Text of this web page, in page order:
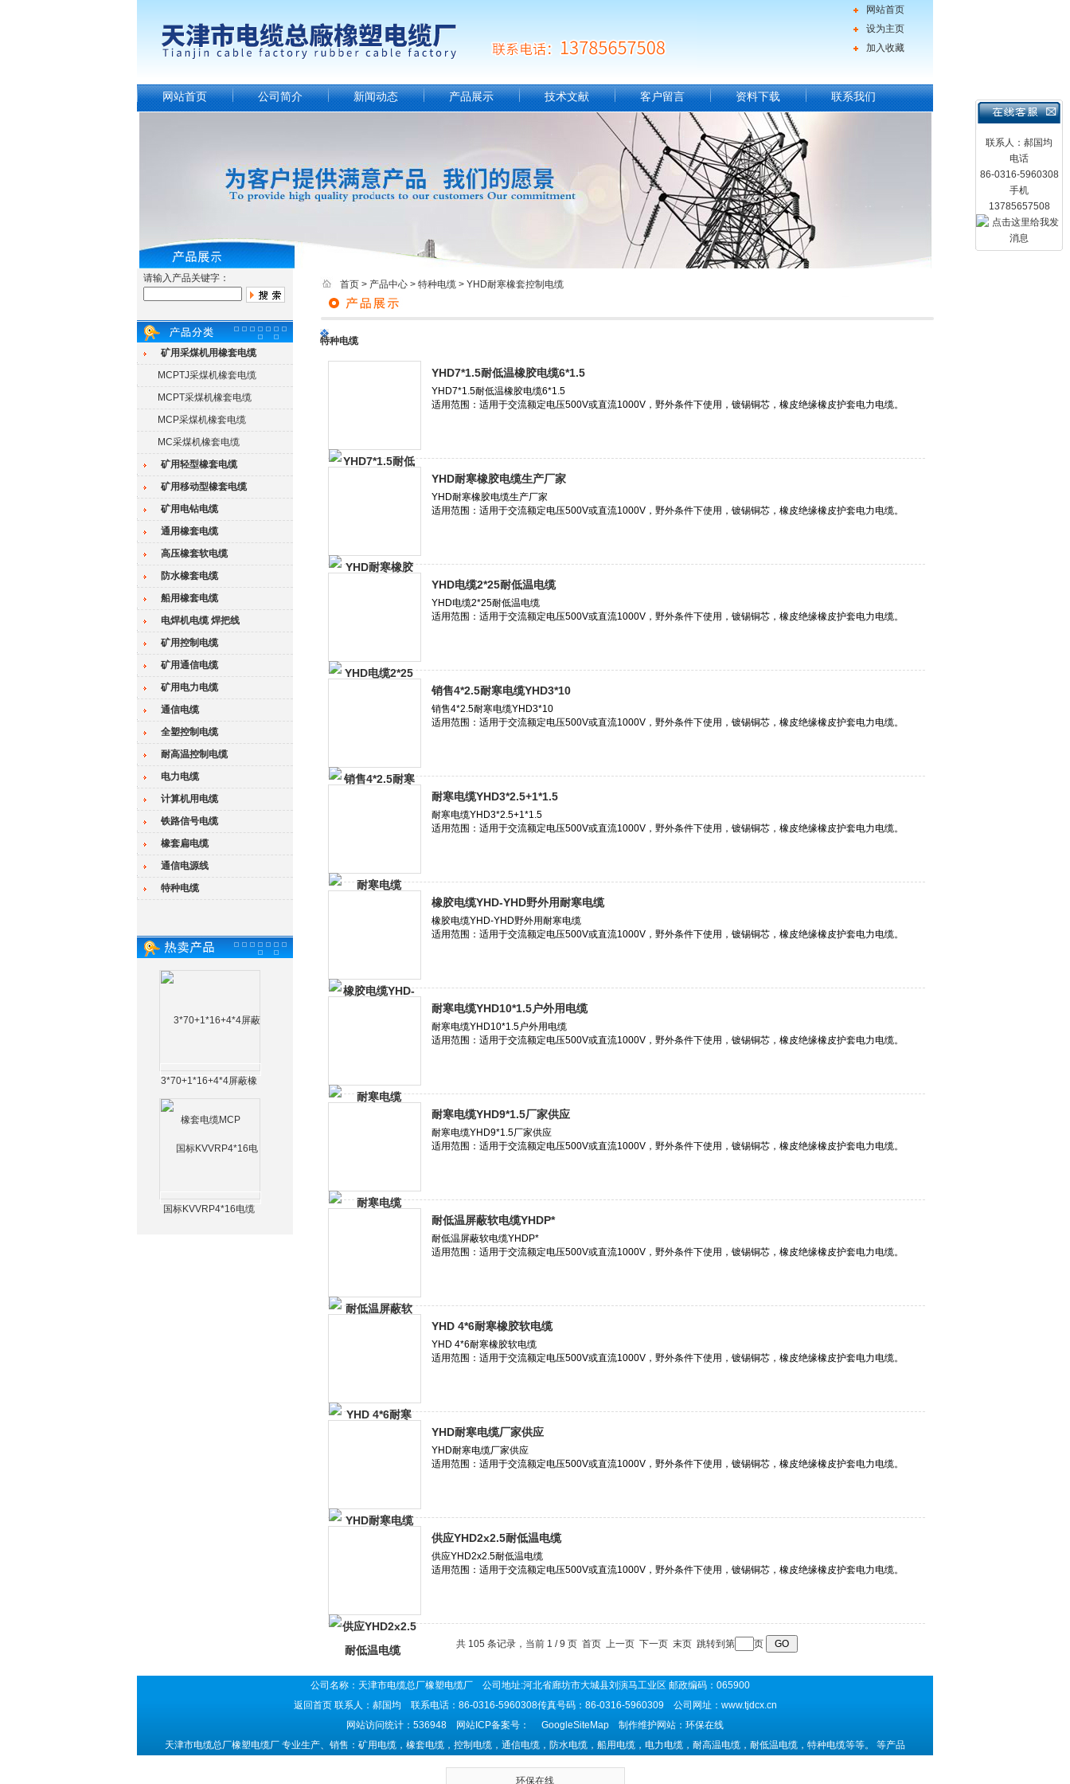
网站首页
设为主页
加入收藏
联系人：郝国均
电话
86-0316-5960308
手机
13785657508
网站首页 公司简介 新闻动态 产品展示 技术文献 客户留言 资料下载 联系我们
请输入产品关键字：
矿用采煤机用橡套电缆
MCPTJ采煤机橡套电缆
MCPT采煤机橡套电缆
MCP采煤机橡套电缆
MC采煤机橡套电缆
矿用轻型橡套电缆
矿用移动型橡套电缆
矿用电钻电缆
通用橡套电缆
高压橡套软电缆
防水橡套电缆
船用橡套电缆
电焊机电缆 焊把线
矿用控制电缆
矿用通信电缆
矿用电力电缆
通信电缆
全塑控制电缆
耐高温控制电缆
电力电缆
计算机用电缆
铁路信号电缆
橡套扁电缆
通信电源线
特种电缆
3*70+1*16+4*4屏蔽橡
国标KVVRP4*16电缆
首页 > 产品中心 > 特种电缆 > YHD耐寒橡套控制电缆
特种电缆
YHD7*1.5耐低温橡胶电缆6*1.5
YHD耐寒橡胶电缆生产厂家
YHD电缆2*25耐低温电缆
销售4*2.5耐寒电缆YHD3*10
耐寒电缆YHD3*2.5+1*1.5
橡胶电缆YHD-YHD野外用耐寒电缆
耐寒电缆YHD10*1.5户外用电缆
耐寒电缆YHD9*1.5厂家供应
耐低温屏蔽软电缆YHDP*
YHD 4*6耐寒橡胶软电缆
YHD耐寒电缆厂家供应
供应YHD2x2.5耐低温电缆
共 105 条记录，当前 1 / 9 页 首页 上一页 下一页 末页跳转到第 页
公司名称：天津市电缆总厂橡塑电缆厂 公司地址:河北省廊坊市大城县刘演马工业区 邮政编码：065900
返回首页联系人：郝国均 联系电话：86-0316-5960308传真号码：86-0316-5960309 公司网址： www.tjdcx.cn
网站访问统计：536948 网站ICP备案号：
GoogleSiteMap 制作维护网站：环保在线
天津市电缆总厂橡塑电缆厂 专业生产、销售：矿用电缆，橡套电缆，控制电缆，通信电缆，防水电缆，船用电缆，电力电缆，耐高温电缆，耐低温电缆，特种电缆等等。 等产品
环保在线